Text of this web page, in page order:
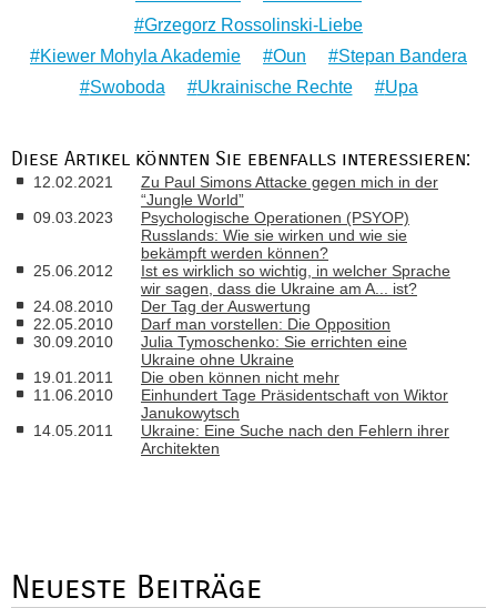
Grzegorz Rossolinski-Liebe
Kiewer Mohyla Akademie
Oun
Stepan Bandera
Swoboda
Ukrainische Rechte Upa
Diese Artikel könnten Sie ebenfalls interessieren:
12.02.2021
Zu Paul Simons Attacke gegen mich in der
“Jungle World”
09.03.2023
Psychologische Operationen (PSYOP)
Russlands: Wie sie wirken und wie sie
bekämpft werden können?
25.06.2012
Ist es wirklich so wichtig, in welcher Sprache
wir sagen, dass die Ukraine am A... ist?
24.08.2010
Der Tag der Auswertung
22.05.2010
Darf man vorstellen: Die Opposition
30.09.2010
Julia Tymoschenko: Sie errichten eine
Ukraine ohne Ukraine
19.01.2011
Die oben können nicht mehr
11.06.2010
Einhundert Tage Präsidentschaft von Wiktor
Janukowytsch
14.05.2011
Ukraine: Eine Suche nach den Fehlern ihrer
Architekten
Neueste Beiträge